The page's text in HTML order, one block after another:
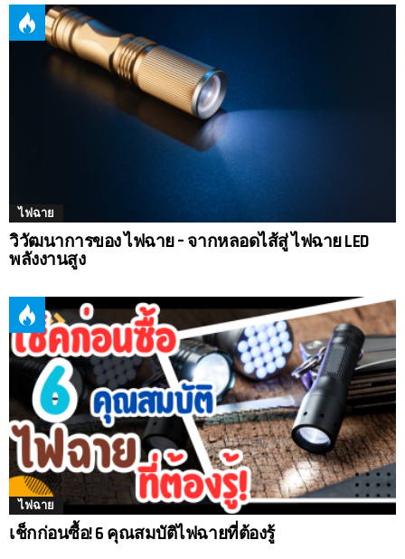
ไฟฉาย
วิวัฒนาการของ ไฟฉาย – จากหลอดไส้สู่ ไฟฉาย LED
พลังงานสูง
ไฟฉาย
เช็กก่อนซื้อ! 6 คุณสมบัติไฟฉายที่ต้องรู้